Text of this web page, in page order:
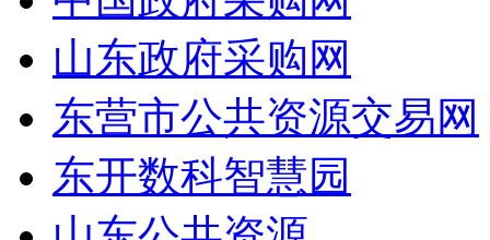
山东政府采购网
东营市公共资源交易网
东开数科智慧园